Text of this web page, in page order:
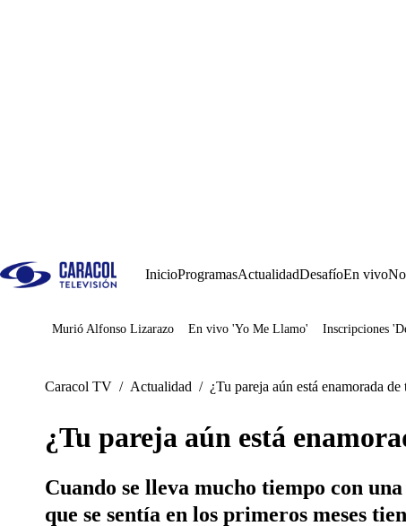
InicioProgramasActualidadDesafíoEn vivo
Juegos
Murió Alfonso Lizarazo En vivo 'Yo Me Llamo' Inscripciones
Caracol TV / Actualidad / ¿Tu pareja aún está enamorada de
¿Tu pareja aún está
Cuando se lleva mucho tiempo con
que se sentía en los primeros meses